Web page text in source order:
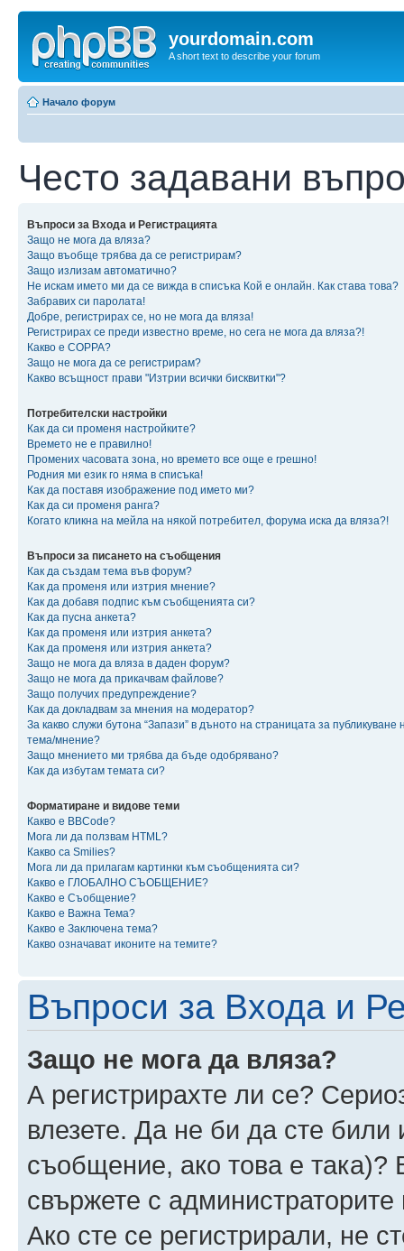
yourdomain.com
A short text to describe your forum
Начало форум
Често задавани
Въпроси за Входа и Регистрацията
Защо не мога да вляза?
Защо въобще трябва да се регистрирам?
Защо излизам автоматично?
Не искам името ми да се вижда в списъка Кой е онлайн. Как става това?
Забравих си паролата!
Добре, регистрирах се, но не мога да вляза!
Регистрирах се преди известно време, но сега не мога да вляза?!
Какво е COPPA?
Защо не мога да се регистрирам?
Какво всъщност прави "Изтрии всички бисквитки"?
Потребителски настройки
Как да си променя настройките?
Времето не е правилно!
Промених часовата зона, но времето все още е грешно!
Родния ми език го няма в списъка!
Как да поставя изображение под името ми?
Как да си променя ранга?
Когато кликна на мейла на някой потребител, форума иска да вляза?!
Въпроси за писането на съобщения
Как да създам тема във форум?
Как да променя или изтрия мнение?
Как да добавя подпис към съобщенията си?
Как да пусна анкета?
Как да променя или изтрия анкета?
Как да променя или изтрия анкета?
Защо не мога да вляза в даден форум?
Защо не мога да прикачвам файлове?
Защо получих предупреждение?
Как да докладвам за мнения на модератор?
За какво служи бутона “Запази” в дъното на страницата за публикуване
тема/мнение?
Защо мнението ми трябва да бъде одобрявано?
Как да избутам темата си?
Форматиране и видове теми
Какво е BBCode?
Мога ли да ползвам HTML?
Какво са Smilies?
Мога ли да прилагам картинки към съобщенията си?
Какво е ГЛОБАЛНО СЪОБЩЕНИЕ?
Какво е Съобщение?
Какво е Важна Тема?
Какво е Заключена тема?
Какво означават иконите на темите?
Въпроси за Входа и
Защо не мога да вляза?
А регистрирахте ли се?
влезете. Да не би да сте
съобщение, ако това е така)?
свържете с
Ако сте се регистрирали, не